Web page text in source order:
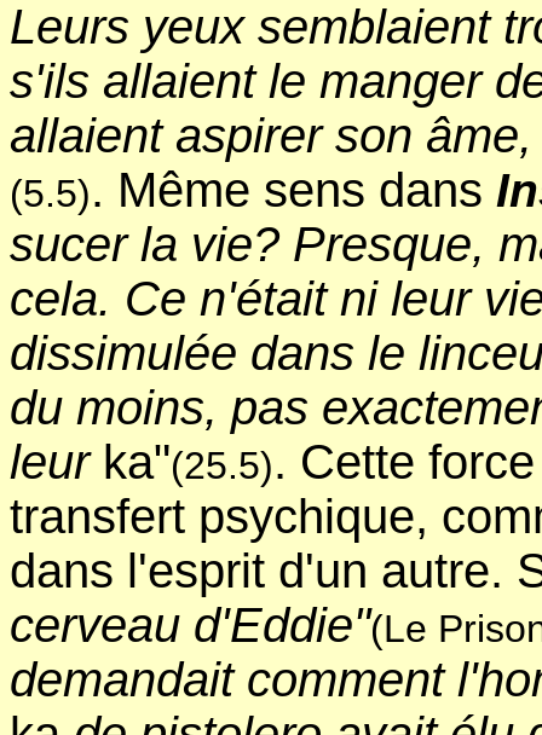
Leurs yeux semblaient
s'ils allaient le manger
allaient aspirer son
(5.5). Même sens dans
sucer la vie? Presque,
cela. Ce n'était ni leur
dissimulée dans le
du moins, pas
leur ka"(25.5). Cette
transfert psychique,
dans l'esprit d'un autre.
cerveau d'Eddie"(Le
demandait comment